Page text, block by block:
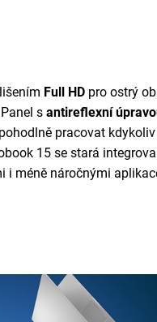
Full HD pro ostrý
s antireflexní
pracovat
15 se stará
i méně náročnými